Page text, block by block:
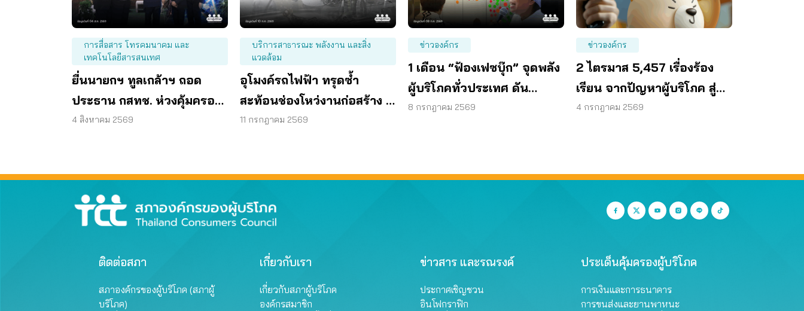
การสื่อสาร โทรคมนาคม และ
เทคโนโลยีสารสนเทศ
ยื่นนายกฯ ทูลเกล้าฯ ถอด
ประธาน กสทช. ห่วงคุ้มครอง
ผู้บริโภคสะดุด
4 สิงหาคม 2569
บริการสาธารณะ พลังงาน และสิ่ง
แวดล้อม
อุโมงค์รถไฟฟ้า ทรุดซ้ำ
สะท้อนช่องโหว่งานก่อสร้าง จี้
ตรวจโครงสร้างใต้ดินทั้งระบบ
11 กรกฎาคม 2569
ข่าวองค์กร
1 เดือน “ฟ้องเฟซบุ๊ก” จุดพลัง
ผู้บริโภคทั่วประเทศ ดัน
แพลตฟอร์มร่วมรับผิดชอบ
8 กรกฎาคม 2569
ข่าวองค์กร
2 ไตรมาส 5,457 เรื่องร้อง
เรียน จากปัญหาผู้บริโภค สู่
การดันนโยบายทั่วประเทศ
4 กรกฎาคม 2569
ติดต่อสภา
สภาองค์กรของผู้บริโภค (สภาผู้
บริโภค)
เกี่ยวกับเรา
เกี่ยวกับสภาผู้บริโภค
องค์กรสมาชิก
ข่าวสาร และรณรงค์
ประกาศเชิญชวน
อินโฟกราฟิก
ประเด็นคุ้มครองผู้บริโภค
การเงินและการธนาคาร
การขนส่งและยานพาหนะ